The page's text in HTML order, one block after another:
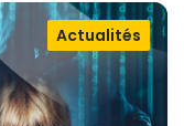
Actualités